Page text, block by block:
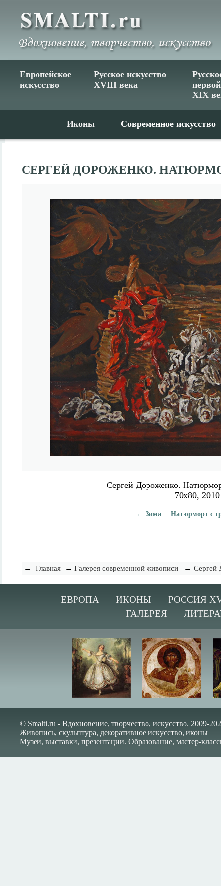
Европейское
искусство
Русское искусство
XVIII века
XIX
Иконы Современное искусство
СЕРГЕЙ ДОРОЖЕНКО.
Сергей Дороженко.
70х80, 2010
← Зима| Натюрморт с
→ Главная → Галерея современной живописи → Сергей
ЕВРОПА ИКОНЫ
РОССИЯ
ГАЛЕРЕЯ
© Smalti.ru - Вдохновение, творчество, искусство. 2009-
Живопись, скульптура, декоративное искусство, иконы
Музеи, выставки, презентации. Образование, мастер-